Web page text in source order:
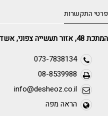
פרטי התקשרות
המתכת 48, אזור תעשייה צפוני, אשדוד
073-7838134
08-8539988
info@desheoz.co.il
הראה מפה